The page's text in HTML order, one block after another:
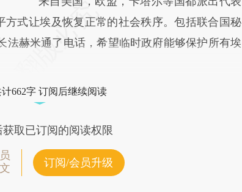
方式让埃及恢复正常的社会秩序。包括联合国秘
法赫米通了电话，希望临时政府能够保护所有埃
662字 订阅后继续阅读
取已订阅的阅读权限
订阅/会员升级